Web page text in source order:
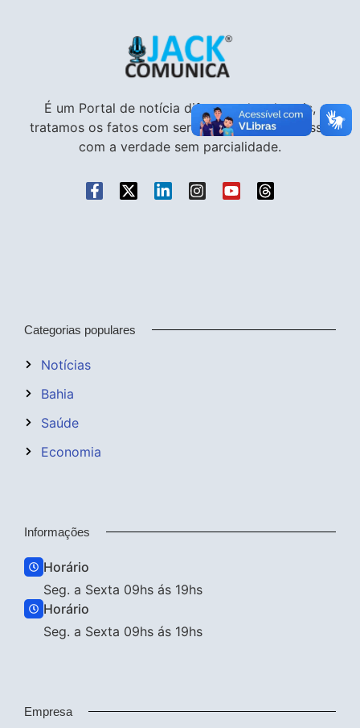
É um Portal de notícia diferente dos demais,
tratamos os fatos com seriedade e compromisso
com a verdade sem parcialidade.
Categorias populares
Notícias
Bahia
Saúde
Economia
Informações
Horário
Seg. a Sexta 09hs ás 19hs
Horário
Seg. a Sexta 09hs ás 19hs
Empresa